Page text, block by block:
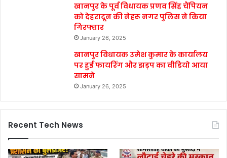
खानपुर के पूर्व विधायक प्रणव सिंह चैंपियन
को देहरादून की नेहरू नगर पुलिस ने किया
गिरफ्तार
January 26, 2025
खानपुर विधायक उमेश कुमार के कार्यालय
पर हुई फायरिंग और झड़प का वीडियो आया
सामने
January 26, 2025
Recent Tech News